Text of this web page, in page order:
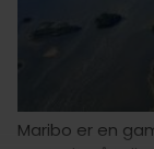
Maribo er en